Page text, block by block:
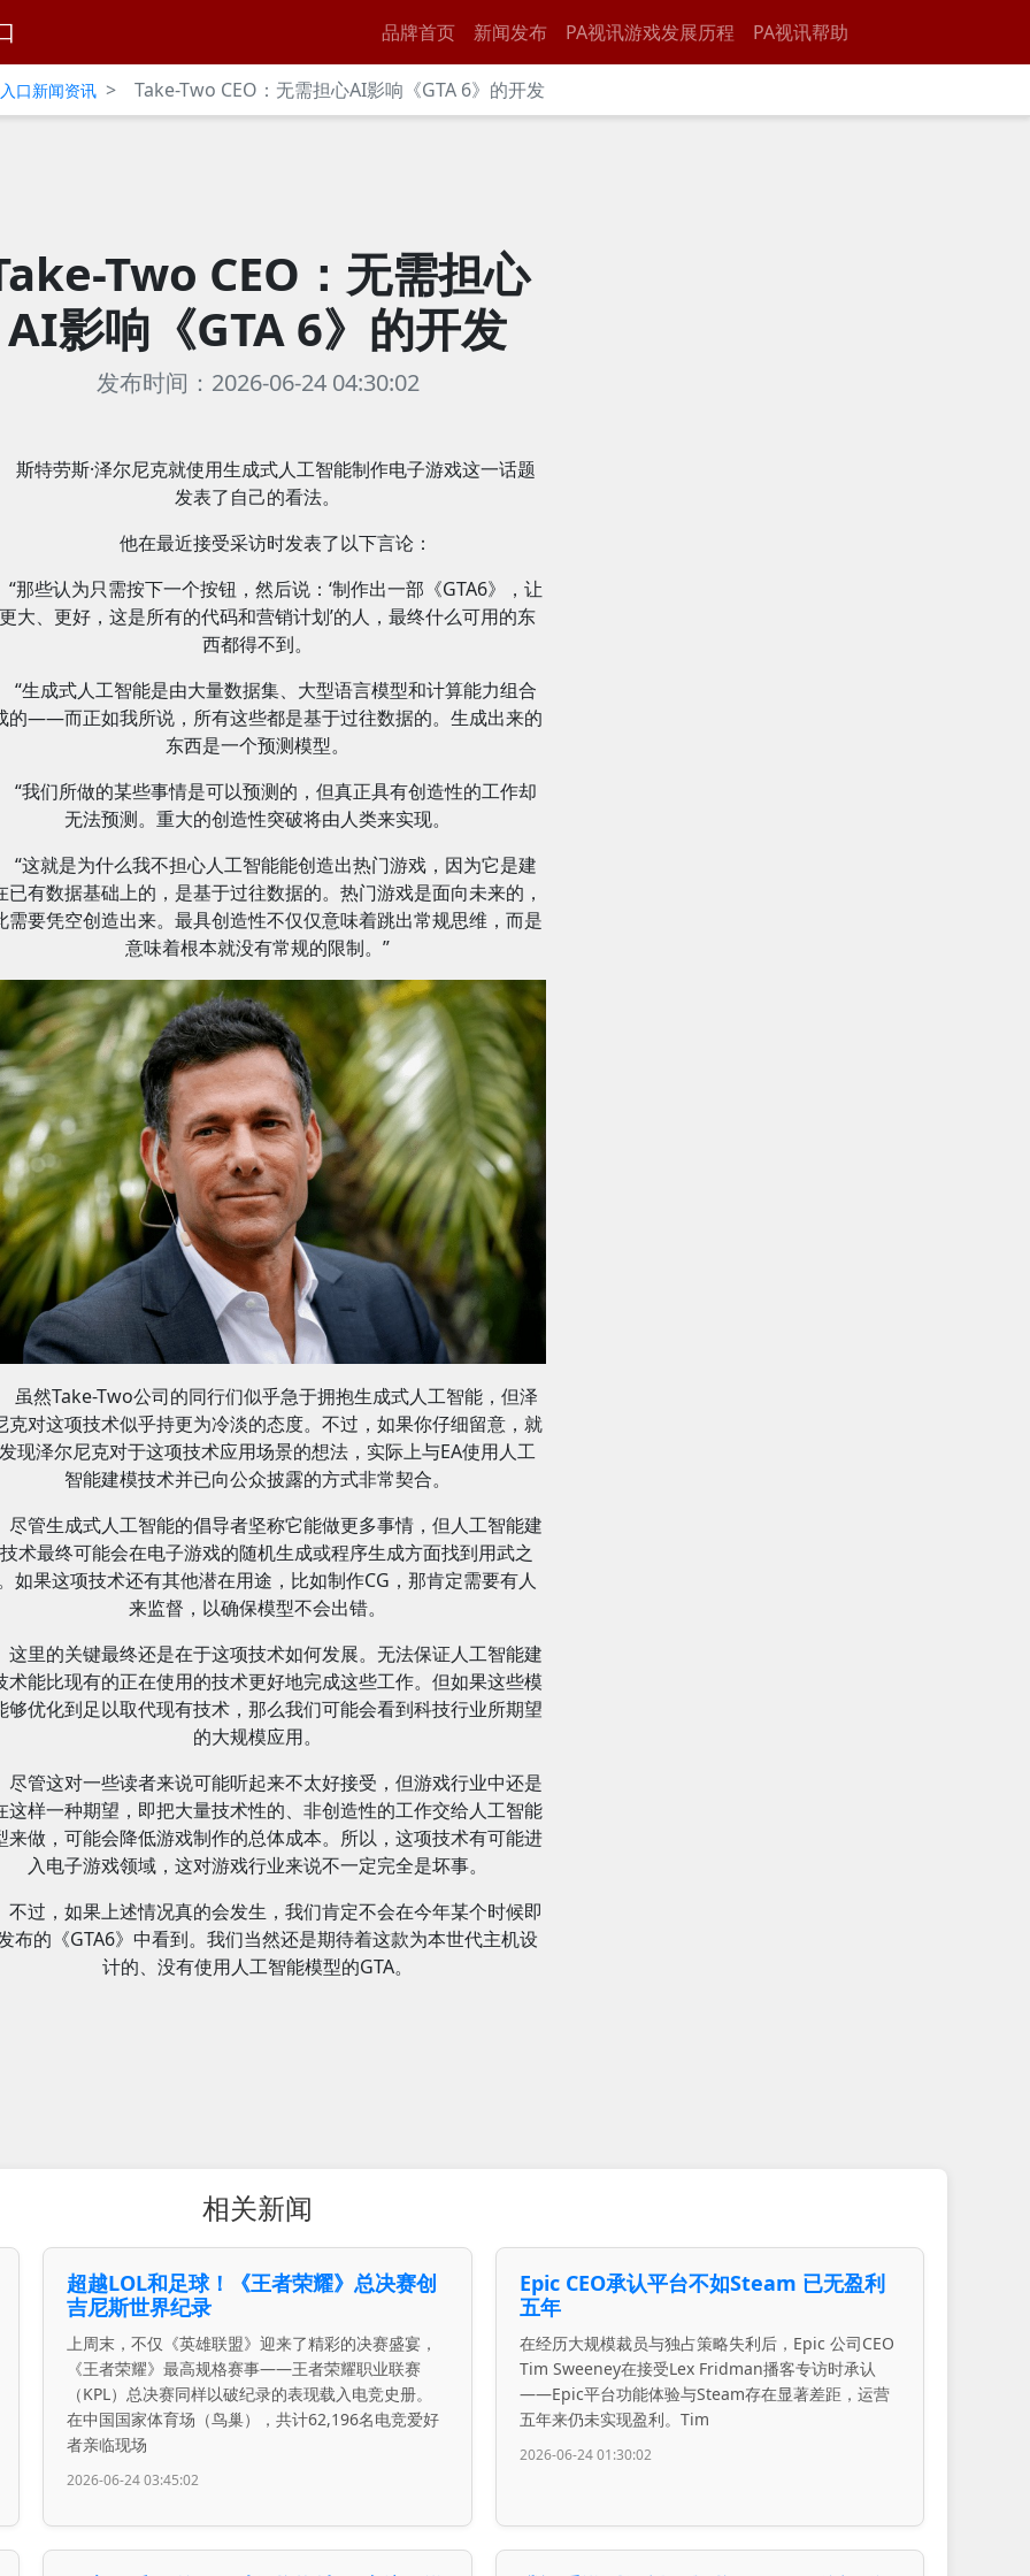
品牌首页 新闻发布 PA视讯游戏发展历程 PA视讯帮助
口新闻资讯 > Take-Two CEO：无需担心AI影响《GTA 6》的开发
Two CEO：无需担心
AI影响《GTA 6》的开发
发布时间：2026-06-24 04:30:02
斯特劳斯·泽尔尼克就使用生成式人工智能制作电子游戏这一话题
发表了自己的看法。
他在最近接受采访时发表了以下言论：
“那些认为只需按下一个按钮，然后说：‘制作出一部《GTA6》，让
大、更好，这是所有的代码和营销计划’的人，最终什么可用的东
西都得不到。
“生成式人工智能是由大量数据集、大型语言模型和计算能力组合
的——而正如我所说，所有这些都是基于过往数据的。生成出来的
东西是一个预测模型。
“我们所做的某些事情是可以预测的，但真正具有创造性的工作却
无法预测。重大的创造性突破将由人类来实现。
“这就是为什么我不担心人工智能能创造出热门游戏，因为它是建
已有数据基础上的，是基于过往数据的。热门游戏是面向未来的，
需要凭空创造出来。最具创造性不仅仅意味着跳出常规思维，而是
意味着根本就没有常规的限制。”
虽然Take-Two公司的同行们似乎急于拥抱生成式人工智能，但泽
克对这项技术似乎持更为冷淡的态度。不过，如果你仔细留意，就
现泽尔尼克对于这项技术应用场景的想法，实际上与EA使用人工
智能建模技术并已向公众披露的方式非常契合。
尽管生成式人工智能的倡导者坚称它能做更多事情，但人工智能建
术最终可能会在电子游戏的随机生成或程序生成方面找到用武之
如果这项技术还有其他潜在用途，比如制作CG，那肯定需要有人
来监督，以确保模型不会出错。
这里的关键最终还是在于这项技术如何发展。无法保证人工智能建
术能比现有的正在使用的技术更好地完成这些工作。但如果这些模
够优化到足以取代现有技术，那么我们可能会看到科技行业所期望
的大规模应用。
尽管这对一些读者来说可能听起来不太好接受，但游戏行业中还是
这样一种期望，即把大量技术性的、非创造性的工作交给人工智能
来做，可能会降低游戏制作的总体成本。所以，这项技术有可能进
入电子游戏领域，这对游戏行业来说不一定完全是坏事。
不过，如果上述情况真的会发生，我们肯定不会在今年某个时候即
布的《GTA6》中看到。我们当然还是期待着这款为本世代主机设
计的、没有使用人工智能模型的GTA。
相关新闻
超越LOL和足球！《王者荣耀》总决赛创
吉尼斯世界纪录
上周末，不仅《英雄联盟》迎来了精彩的决赛盛宴，
《王者荣耀》最高规格赛事——王者荣耀职业联赛
（KPL）总决赛同样以破纪录的表现载入电竞史册。
在中国国家体育场（鸟巢），共计62,196名电竞爱好
者亲临现场
2026-06-24 03:45:02
Epic CEO承认平台不如Steam 已无盈利
五年
在经历大规模裁员与独占策略失利后，Epic 公司CEO
Tim Sweeney在接受Lex Fridman播客专访时承认
——Epic平台功能体验与Steam存在显著差距，运营
五年来仍未实现盈利。Tim
2026-06-24 01:30:02